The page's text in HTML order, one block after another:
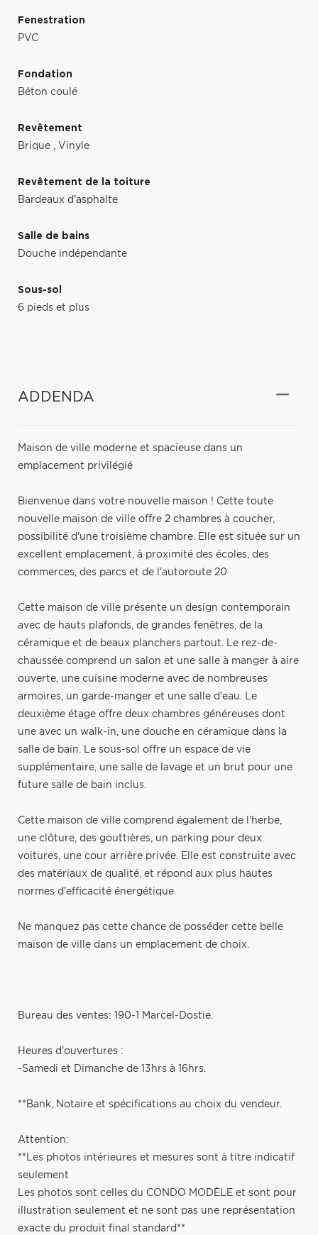
Fenestration
PVC
Fondation
Béton coulé
Revêtement
Brique , Vinyle
Revêtement de la toiture
Bardeaux d'asphalte
Salle de bains
Douche indépendante
Sous-sol
6 pieds et plus
ADDENDA
Maison de ville moderne et spacieuse dans un
emplacement privilégié
Bienvenue dans votre nouvelle maison ! Cette toute
nouvelle maison de ville offre 2 chambres à coucher,
possibilité d'une troisième chambre. Elle est située sur un
excellent emplacement, à proximité des écoles, des
commerces, des parcs et de l'autoroute 20
Cette maison de ville présente un design contemporain
avec de hauts plafonds, de grandes fenêtres, de la
céramique et de beaux planchers partout. Le rez-de-
chaussée comprend un salon et une salle à manger à aire
ouverte, une cuisine moderne avec de nombreuses
armoires, un garde-manger et une salle d'eau. Le
deuxième étage offre deux chambres généreuses dont
une avec un walk-in, une douche en céramique dans la
salle de bain. Le sous-sol offre un espace de vie
supplémentaire, une salle de lavage et un brut pour une
future salle de bain inclus.
Cette maison de ville comprend également de l'herbe,
une clôture, des gouttières, un parking pour deux
voitures, une cour arrière privée. Elle est construite avec
des matériaux de qualité, et répond aux plus hautes
normes d'efficacité énergétique.
Ne manquez pas cette chance de posséder cette belle
maison de ville dans un emplacement de choix.
Bureau des ventes: 190-1 Marcel-Dostie.
Heures d'ouvertures :
-Samedi et Dimanche de 13hrs à 16hrs.
**Bank, Notaire et spécifications au choix du vendeur.
Attention:
**Les photos intérieures et mesures sont à titre indicatif
seulement
Les photos sont celles du CONDO MODÈLE et sont pour
illustration seulement et ne sont pas une représentation
exacte du produit final standard**